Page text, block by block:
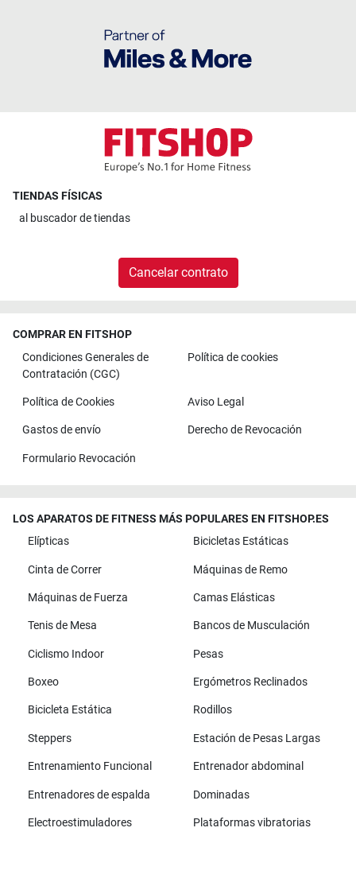
TIENDAS FÍSICAS
al buscador de tiendas
Cancelar contrato
COMPRAR EN FITSHOP
Condiciones Generales de
Contratación (CGC)
Política de cookies
Política de Cookies Aviso Legal
Gastos de envío Derecho de Revocación
Formulario Revocación
LOS APARATOS DE FITNESS MÁS POPULARES EN FITSHOP.ES
Elípticas
Bicicletas Estáticas
Cinta de Correr Máquinas de Remo
Máquinas de Fuerza Camas Elásticas
Tenis de Mesa Bancos de Musculación
Ciclismo Indoor Pesas
Boxeo Ergómetros Reclinados
Bicicleta Estática Rodillos
Steppers Estación de Pesas Largas
Entrenamiento Funcional Entrenador abdominal
Entrenadores de espalda Dominadas
Electroestimuladores Plataformas vibratorias